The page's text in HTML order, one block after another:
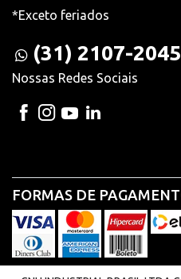
*Exceto feriados
(31) 2107-2045
Nossas Redes Sociais
FORMAS DE